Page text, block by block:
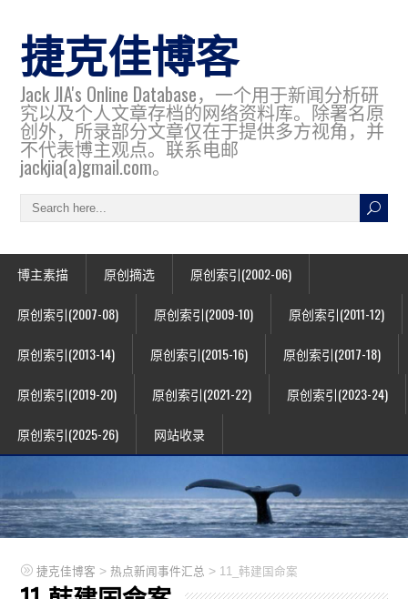
捷克佳博客
Jack JIA's Online Database，一个用于新闻分析研
究以及个人文章存档的网络资料库。除署名原
创外，所录部分文章仅在于提供多方视角，并
不代表博主观点。联系电邮
jackjia(a)gmail.com。
博主素描 原创摘选 原创索引(2002-06)
原创索引(2007-08) 原创索引(2009-10) 原创索引(2011-12)
原创索引(2013-14) 原创索引(2015-16) 原创索引(2017-18)
原创索引(2019-20) 原创索引(2021-22) 原创索引(2023-24)
原创索引(2025-26) 网站收录
捷克佳博客 > 热点新闻事件汇总 > 11_韩建国命案